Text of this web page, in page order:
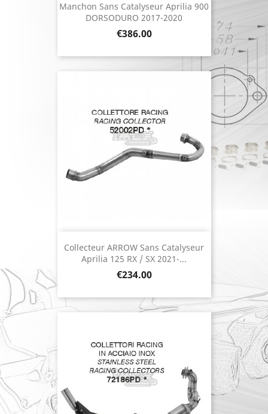
Manchon Sans Catalyseur Aprilia 900
DORSODURO 2017-2020
Price
€386.00
Collecteur ARROW Sans Catalyseur
Aprilia 125 RX / SX 2021-...
Price
€234.00